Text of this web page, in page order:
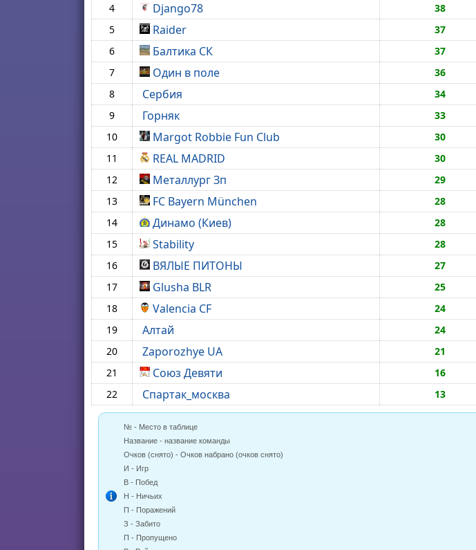
4
Django78 38
5
Raider 37
6
Балтика СК 37
7
Один в поле 36
8
Сербия 34
9
Горняк 33
10
Margot Robbie Fun Club 30
11
REAL MADRID 30
12
Металлург Зп 29
13
FC Bayern München 28
14
Динамо (Киев) 28
15
Stability 28
16
ВЯЛЫЕ ПИТОНЫ 27
17
Glusha BLR 25
18
Valencia CF 24
19
Алтай 24
20
Zaporozhye UA 21
21
Союз Девяти 16
22
Спартак_москва 13
№ - Место в таблице
Название - название команды
Очков (снято) - Очков набрано (очков снято)
И - Игр
В - Побед
Н - Ничьих
П - Поражений
З - Забито
П - Пропущено